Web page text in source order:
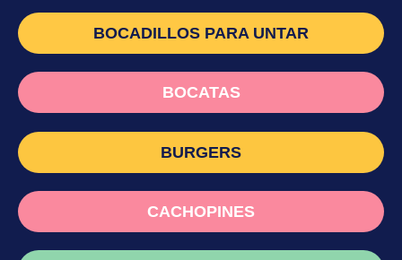
BOCADILLOS PARA UNTAR
BOCATAS
BURGERS
CACHOPINES